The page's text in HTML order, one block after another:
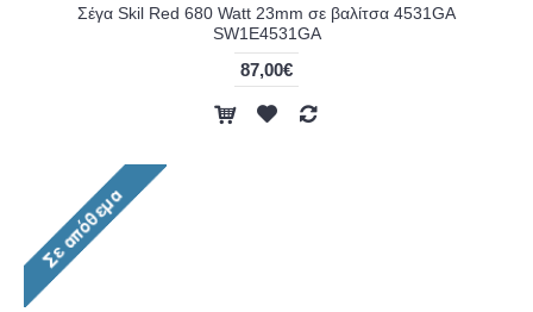
Σέγα Skil Red 680 Watt 23mm σε βαλίτσα 4531GA
SW1E4531GA
87,00€